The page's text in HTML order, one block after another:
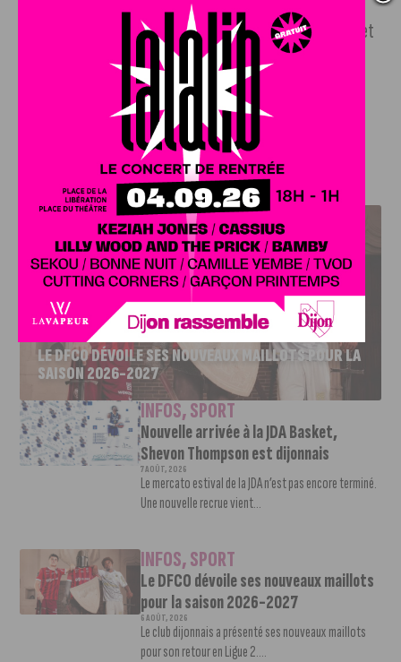
abonnements à partir de janvier 2025. Vous pouvez d’ores et
créer un compte et vous inscrire aux activités
proposées (suivre le lien)
. Les prestataires peuvent
également prendre contact sur le site.
J'AIME LE DFCO
LE DFCO DÉVOILE SES NOUVEAUX MAILLOTS POUR LA
SAISON 2026-2027
INFOS,SPORT
Nouvelle arrivée à la JDA Basket,
Shevon Thompson est dijonnais
7 AOÛT, 2026
Le mercato estival de la JDA n’est pas encore terminé.
Une nouvelle recrue vient...
INFOS,SPORT
Le DFCO dévoile ses nouveaux maillots
pour la saison 2026-2027
6 AOÛT, 2026
Le club dijonnais a présenté ses nouveaux maillots
pour son retour en Ligue 2....